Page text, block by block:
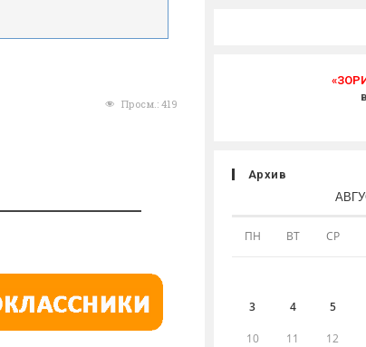
Просм.: 419
в
Архив
ПН ВТ СР
3 4 5
10 11 12